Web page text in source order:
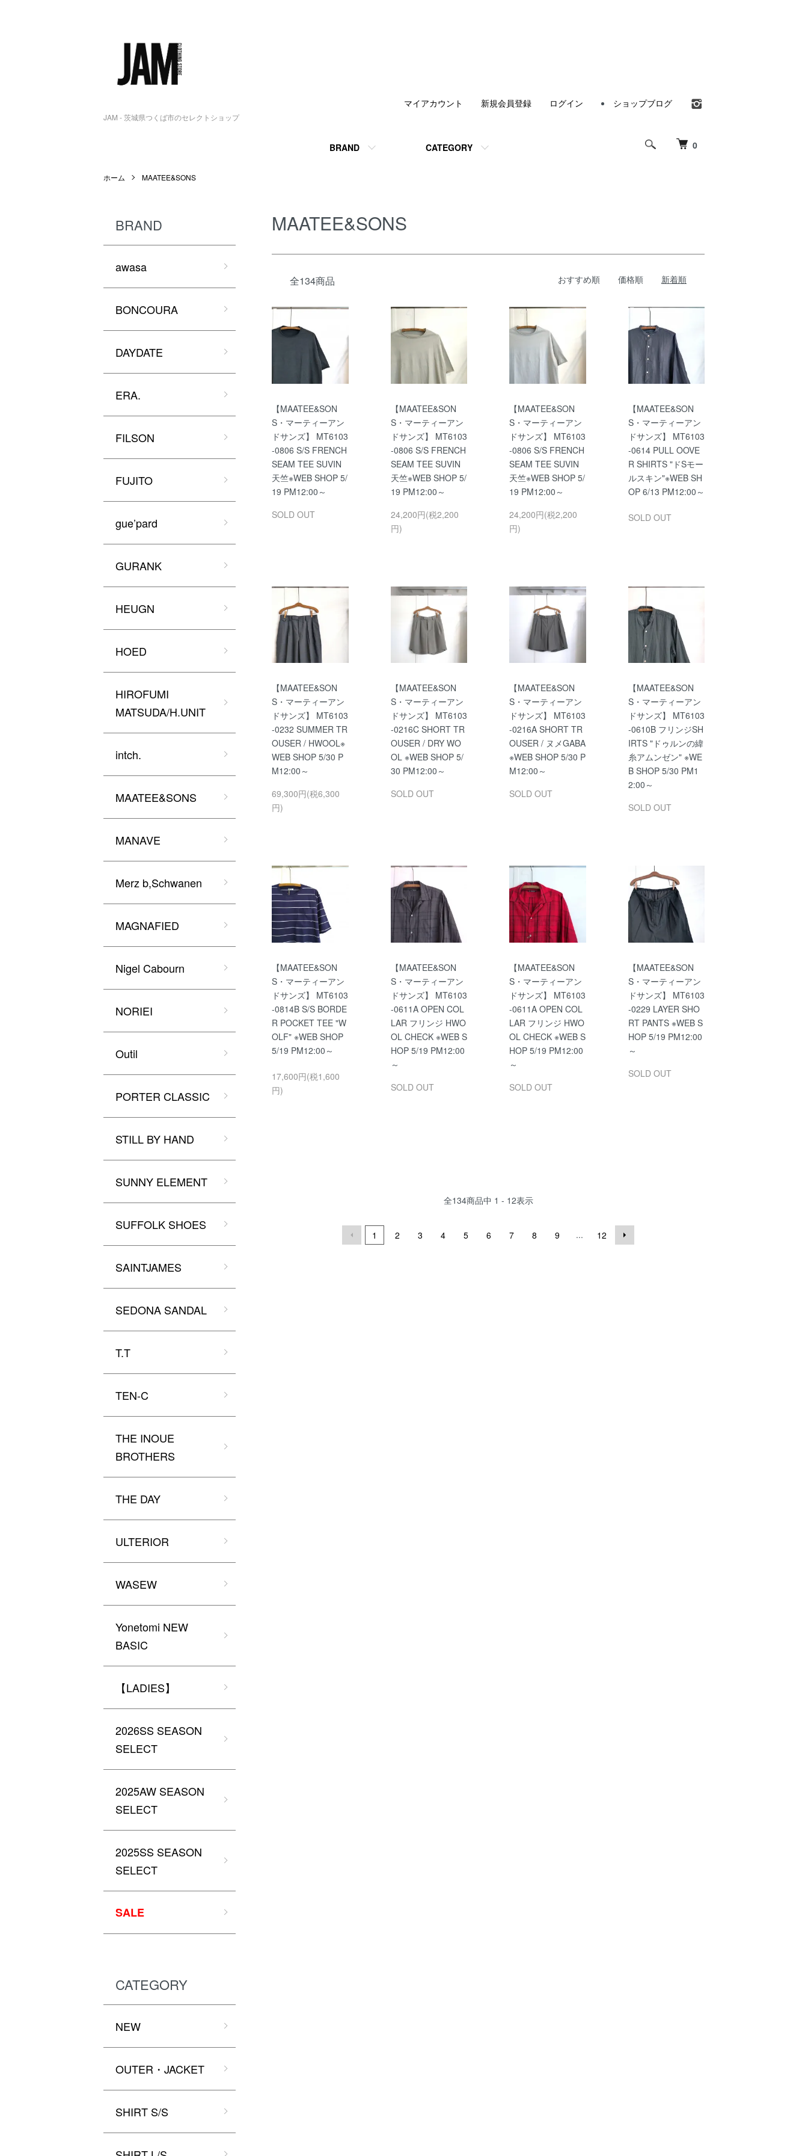
JAM - 茨城県つくば市のセレクトショップ
0
BRAND CATEGORY
マイアカウント 新規会員登録 ログイン ショップブログ
ホーム MAATEE&SONS
MAATEE&SONS
全134商品 おすすめ順 価格順 新着順
【MAATEE&SON
S・マーティーアン
ドサンズ】 MT6103
-0806 S/S FRENCH
SEAM TEE SUVIN
天竺※WEB SHOP 5/
19 PM12:00～
SOLD OUT
【MAATEE&SON
S・マーティーアン
ドサンズ】 MT6103
-0806 S/S FRENCH
SEAM TEE SUVIN
天竺※WEB SHOP 5/
19 PM12:00～
24,200円(税2,200
円)
【MAATEE&SON
S・マーティーアン
ドサンズ】 MT6103
-0806 S/S FRENCH
SEAM TEE SUVIN
天竺※WEB SHOP 5/
19 PM12:00～
24,200円(税2,200
円)
【MAATEE&SON
S・マーティーアン
ドサンズ】 MT6103
-0614 PULL OOVE
R SHIRTS "ドSモー
ルスキン"※WEB SH
OP 6/13 PM12:00～
SOLD OUT
【MAATEE&SON
S・マーティーアン
ドサンズ】 MT6103
-0232 SUMMER TR
OUSER / HWOOL※
WEB SHOP 5/30 P
M12:00～
69,300円(税6,300
円)
【MAATEE&SON
S・マーティーアン
ドサンズ】 MT6103
-0216C SHORT TR
OUSER / DRY WO
OL ※WEB SHOP 5/
30 PM12:00～
SOLD OUT
【MAATEE&SON
S・マーティーアン
ドサンズ】 MT6103
-0216A SHORT TR
OUSER / ヌメGABA
※WEB SHOP 5/30 P
M12:00～
SOLD OUT
【MAATEE&SON
S・マーティーアン
ドサンズ】 MT6103
-0610B フリンジSH
IRTS "ドゥルンの緯
糸アムンゼン" ※WE
B SHOP 5/30 PM1
2:00～
SOLD OUT
【MAATEE&SON
S・マーティーアン
ドサンズ】 MT6103
-0814B S/S BORDE
R POCKET TEE "W
OLF" ※WEB SHOP
5/19 PM12:00～
17,600円(税1,600
円)
【MAATEE&SON
S・マーティーアン
ドサンズ】 MT6103
-0611A OPEN COL
LAR フリンジ HWO
OL CHECK ※WEB S
HOP 5/19 PM12:00
～
SOLD OUT
【MAATEE&SON
S・マーティーアン
ドサンズ】 MT6103
-0611A OPEN COL
LAR フリンジ HWO
OL CHECK ※WEB S
HOP 5/19 PM12:00
～
SOLD OUT
【MAATEE&SON
S・マーティーアン
ドサンズ】 MT6103
-0229 LAYER SHO
RT PANTS ※WEB S
HOP 5/19 PM12:00
～
SOLD OUT
全134商品中 1 - 12表示
1 2 3 4 5 6 7 8 9 ... 12
BRAND
awasa
BONCOURA
DAYDATE
ERA.
FILSON
FUJITO
gue’pard
GURANK
HEUGN
HOED
HIROFUMI
MATSUDA/H.UNIT
intch.
MAATEE&SONS
MANAVE
Merz b,Schwanen
MAGNAFIED
Nigel Cabourn
NORIEI
Outil
PORTER CLASSIC
STILL BY HAND
SUNNY ELEMENT
SUFFOLK SHOES
SAINTJAMES
SEDONA SANDAL
T.T
TEN-C
THE INOUE
BROTHERS
THE DAY
ULTERIOR
WASEW
Yonetomi NEW
BASIC
【LADIES】
2026SS SEASON
SELECT
2025AW SEASON
SELECT
2025SS SEASON
SELECT
SALE
CATEGORY
NEW
OUTER・JACKET
SHIRT S/S